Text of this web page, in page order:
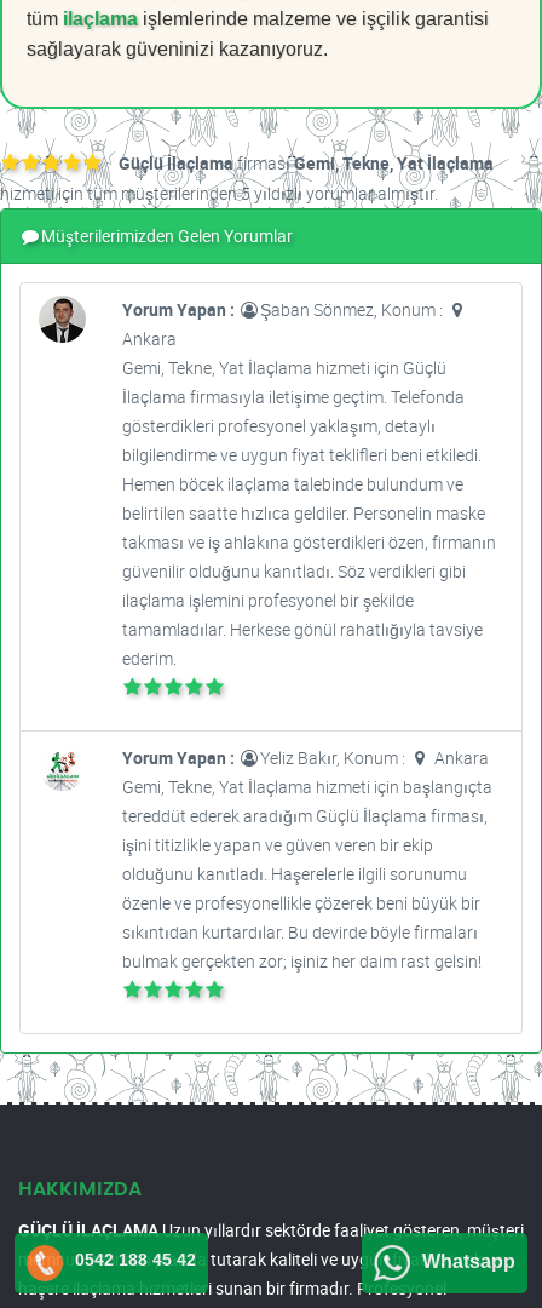
tüm ilaçlamaişlemlerinde malzeme ve işçilik garantisi
sağlayarak güveninizi kazanıyoruz.
Güçlü İlaçlamafirmasıGemi, Tekne, Yat İlaçlama
hizmeti için tüm müşterilerinden 5 yıldızlı yorumlar almıştır.
Müşterilerimizden Gelen Yorumlar
Yorum Yapan :
Şaban Sönmez, Konum :
Ankara
Gemi, Tekne, Yat İlaçlama hizmeti için Güçlü
İlaçlama firmasıyla iletişime geçtim. Telefonda
gösterdikleri profesyonel yaklaşım, detaylı
bilgilendirme ve uygun fiyat teklifleri beni etkiledi.
Hemen böcek ilaçlama talebinde bulundum ve
belirtilen saatte hızlıca geldiler. Personelin maske
takması ve iş ahlakına gösterdikleri özen, firmanın
güvenilir olduğunu kanıtladı. Söz verdikleri gibi
ilaçlama işlemini profesyonel bir şekilde
tamamladılar. Herkese gönül rahatlığıyla tavsiye
ederim.
Yorum Yapan : Yeliz Bakır, Konum :
Ankara
Gemi, Tekne, Yat İlaçlama hizmeti için başlangıçta
tereddüt ederek aradığım Güçlü İlaçlama firması,
işini titizlikle yapan ve güven veren bir ekip
olduğunu kanıtladı. Haşerelerle ilgili sorunumu
özenle ve profesyonellikle çözerek beni büyük bir
sıkıntıdan kurtardılar. Bu devirde böyle firmaları
bulmak gerçekten zor; işiniz her daim rast gelsin!
HAKKIMIZDA
GÜÇLÜ İLAÇLAMAUzun yıllardır sektörde faaliyet gösteren, müşteri
memnuniyetini ön planda tutarak kaliteli ve uygun fiyatlı böcek ve
haşere ilaçlama hizmetleri sunan bir firmadır. Profesyonel
0542 188 45 42 Whatsapp